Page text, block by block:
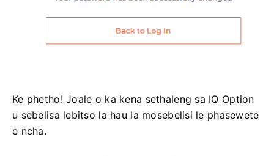
Ke phetho! Joale o ka kena sethaleng sa IQ Option
u sebelisa lebitso la hau la mosebelisi le phasewete
e ncha.